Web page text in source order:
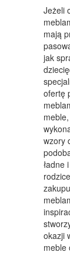
Jeżeli
mają
jak
ofertę
wzory
ładne
okazji
meble